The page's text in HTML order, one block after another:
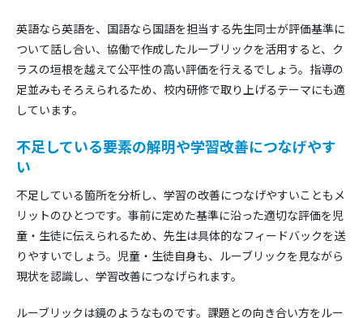
英語なら英語を、国語なら国語を担当する先生同士が評価基準に
ついて話し合い、協働で作成したルーブリックを活用すると、ク
ラスの垣根を越えて公平性の高い評価を行えるでしょう。指導の
足並みもそろえられるため、校内研修で取り上げるテーマにも適
しています。
不足している要素の解明や学習改善につなげやす
い
不足している箇所を分析し、学習の改善につなげやすいこともメ
リットのひとつです。事前に定めた基準に沿った適切な評価を児
童・生徒に伝えられるため、先生は具体的なフィードバックを送
りやすいでしょう。児童・生徒自身も、ルーブリックを見ながら
現状を認識し、学習改善につなげられます。
ルーブリックは鏡のようなものです。課題との向き合い方をルー